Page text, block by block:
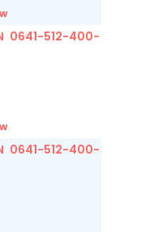
0641-512-400-
0641-512-400-